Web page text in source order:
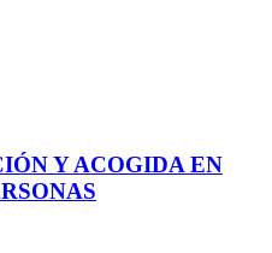
Y ACOGIDA EN